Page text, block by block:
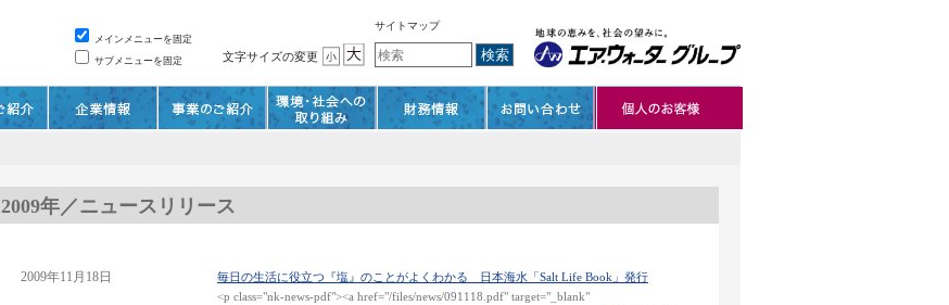
メインメニューを固定
サブメニューを固定
文字サイズの変更
サイトマップ
2009年／ニュースリリース
2009年11月18日
毎日の生活に役立つ『塩』のことがよくわかる 日本海水「Salt Life Book」発行
<p class="nk-news-pdf"><a href="/files/news/091118.pdf" target="_blank"